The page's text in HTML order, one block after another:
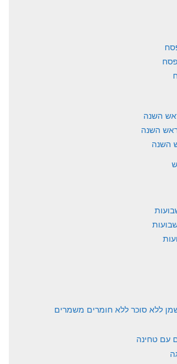
השנה
השנה
השנה
ללא סוכר ללא חומרים משמרים
עם טחינה